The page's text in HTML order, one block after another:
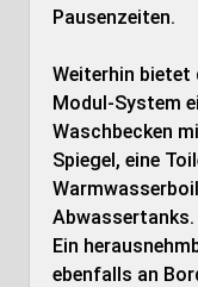
Pausenzeiten.
Weiterhin bietet
Modul-System
Waschbecken
Spiegel, eine
Abwassertanks.
Ein
ebenfalls an